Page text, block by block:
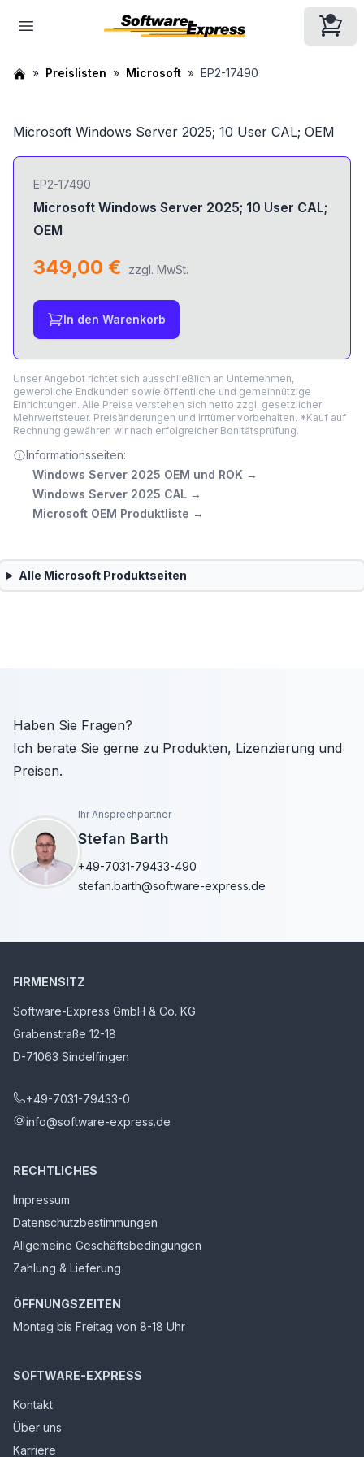
Preislisten Microsoft EP2-17490
Microsoft Windows Server 2025; 10 User CAL; OEM
EP2-17490
Microsoft Windows Server 2025; 10 User CAL;
OEM
349,00 € zzgl. MwSt.
In den Warenkorb
Unser Angebot richtet sich ausschließlich an Unternehmen,
gewerbliche Endkunden sowie öffentliche und gemeinnützige
Einrichtungen. Alle Preise verstehen sich netto zzgl. gesetzlicher
Mehrwertsteuer. Preisänderungen und Irrtümer vorbehalten. *Kauf auf
Rechnung gewähren wir nach erfolgreicher Bonitätsprüfung.
Informationsseiten:
Windows Server 2025 OEM und ROK →
Windows Server 2025 CAL →
Microsoft OEM Produktliste →
Alle MicrosoftProduktseiten
Haben Sie Fragen?
Ich berate Sie gerne zu Produkten, Lizenzierung und
Preisen.
Ihr Ansprechpartner
Stefan Barth
+49-7031-79433-490
stefan.barth@software-express.de
FIRMENSITZ
Software-Express GmbH & Co. KG
Grabenstraße 12-18
D-71063 Sindelfingen
+49-7031-79433-0
info@software-express.de
RECHTLICHES
Impressum
Datenschutzbestimmungen
Allgemeine Geschäftsbedingungen
Zahlung & Lieferung
ÖFFNUNGSZEITEN
Montag bis Freitag von 8-18 Uhr
SOFTWARE-EXPRESS
Kontakt
Über uns
Karriere